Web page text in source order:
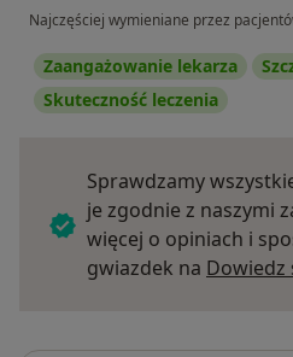
Najczęściej wymieniane przez
Zaangażowanie lekarza
Skuteczność leczenia
Sprawdzamy
je zgodnie z naszymi
więcej o opiniach i
gwiazdek na Dowiedz